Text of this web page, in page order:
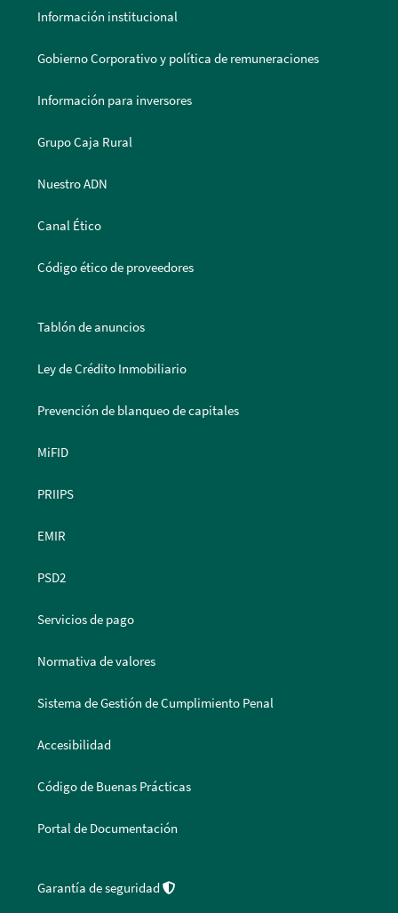
Información institucional
Gobierno Corporativo y política de remuneraciones
Información para inversores
Grupo Caja Rural
Nuestro ADN
Canal Ético
Código ético de proveedores
Tablón de anuncios
Ley de Crédito Inmobiliario
Prevención de blanqueo de capitales
MiFID
PRIIPS
EMIR
PSD2
Servicios de pago
Normativa de valores
Sistema de Gestión de Cumplimiento Penal
Accesibilidad
Código de Buenas Prácticas
Portal de Documentación
Garantía de seguridad